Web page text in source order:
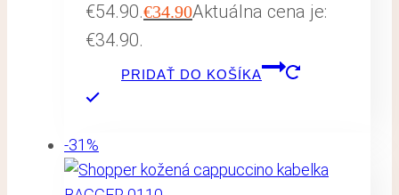
€54.90.€34.90Aktuálna cena je:
€34.90.
PRIDAŤ DO KOŠÍKA
-31%